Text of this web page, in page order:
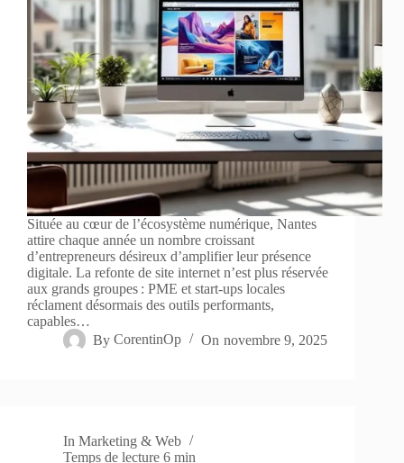
Située au cœur de l’écosystème numérique, Nantes
attire chaque année un nombre croissant
d’entrepreneurs désireux d’amplifier leur présence
digitale. La refonte de site internet n’est plus réservée
aux grands groupes : PME et start-ups locales
réclament désormais des outils performants,
capables…
By CorentinOp On novembre 9, 2025
In Marketing & Web
Temps de lecture 6 min